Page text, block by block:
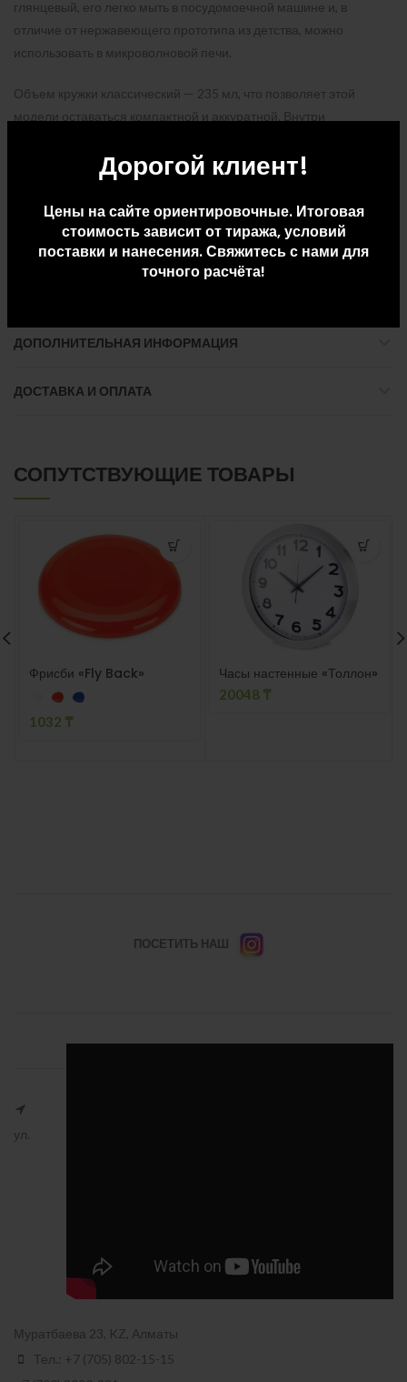
Дорогой клиент!
Цены на сайте ориентировочные. Итоговая
стоимость зависит от тиража, условий
поставки и нанесения. Свяжитесь с нами для
точного расчёта!
глянцевый, его легко мыть в посудомоечной машине и, в
отличие от нержавеющего прототипа из детства, можно
использовать в микроволновой печи.
Объем кружки классический — 235 мл, что позволяет этой
модели оставаться компактной и аккуратной. Внутри
оттенки, навевающие воспоминания о лете, деревне и немного
Внимание, на изделии возможно наличие пятен, царапин и
потертостей. В связи с этим цена на товар снижена, претензии,
связанные с наличием указанных дефектов, не принимаются.
ДОПОЛНИТЕЛЬНАЯ ИНФОРМАЦИЯ
ДОСТАВКА И ОПЛАТА
СОПУТСТВУЮЩИЕ ТОВАРЫ
Фрисби «Fly Back»
1032 ₸
Часы настенные «Толлон»
20048 ₸
ПОСЕТИТЬ НАШ
ул.
Муратбаева 23, KZ, Алматы
Тел.: +7 (705) 802-15-15